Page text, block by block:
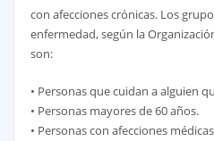
con afecciones crónicas. Los
enfermedad, según la
son:
• Personas que cuidan a alguien
• Personas mayores de 60 años.
• Personas con afecciones